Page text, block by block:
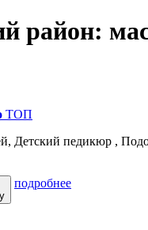
район:
ТОП
Детский педикюр ,
подробнее